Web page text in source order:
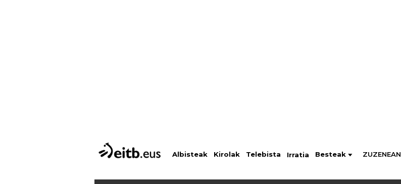
Albisteak Kirolak Telebista Irratia Besteak ZUZENEAN